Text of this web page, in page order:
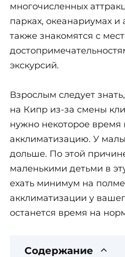
многочисленных
парках, океанариумах и
также знакомятся с
экскурсий.
Взрослым следует
на Кипр из-за смены
нужно некоторое время
акклиматизацию. У
дольше. По этой
маленькими детьми в
ехать минимум на
акклиматизации у
останется время на
Содержание